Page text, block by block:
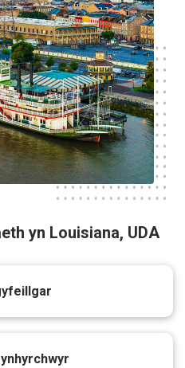
yn Louisiana, UDA